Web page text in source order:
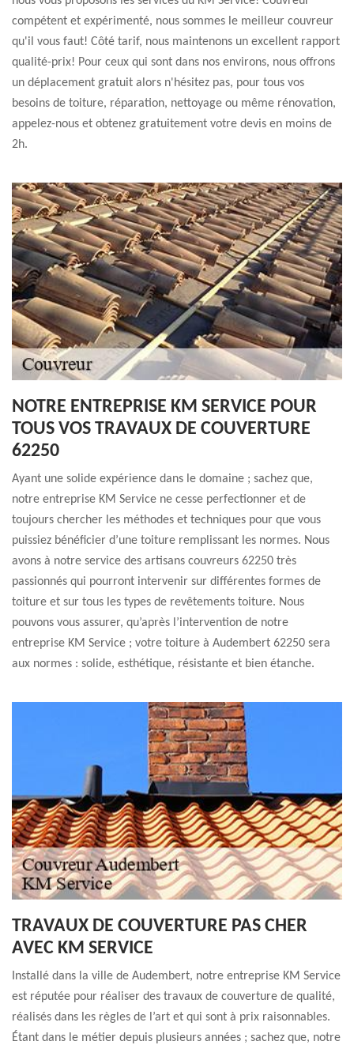
compétent et expérimenté, nous sommes le meilleur couvreur
qu'il vous faut! Côté tarif, nous maintenons un excellent rapport
qualité-prix! Pour ceux qui sont dans nos environs, nous offrons
un déplacement gratuit alors n'hésitez pas, pour tous vos
besoins de toiture, réparation, nettoyage ou même rénovation,
appelez-nous et obtenez gratuitement votre devis en moins de
2h.
NOTRE ENTREPRISE KM SERVICE POUR
TOUS VOS TRAVAUX DE COUVERTURE
62250
Ayant une solide expérience dans le domaine ; sachez que,
notre entreprise KM Service ne cesse perfectionner et de
toujours chercher les méthodes et techniques pour que vous
puissiez bénéficier d’une toiture remplissant les normes. Nous
avons à notre service des artisans couvreurs 62250 très
passionnés qui pourront intervenir sur différentes formes de
toiture et sur tous les types de revêtements toiture. Nous
pouvons vous assurer, qu’après l’intervention de notre
entreprise KM Service ; votre toiture à Audembert 62250 sera
aux normes : solide, esthétique, résistante et bien étanche.
TRAVAUX DE COUVERTURE PAS CHER
AVEC KM SERVICE
Installé dans la ville de Audembert, notre entreprise KM Service
est réputée pour réaliser des travaux de couverture de qualité,
réalisés dans les règles de l’art et qui sont à prix raisonnables.
Étant dans le métier depuis plusieurs années ; sachez que, notre